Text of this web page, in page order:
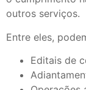
outros serviços.
Entre eles,
Editais de